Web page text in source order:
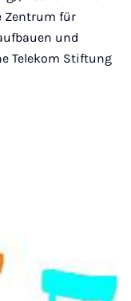
Zentrum für
und
Telekom Stiftung